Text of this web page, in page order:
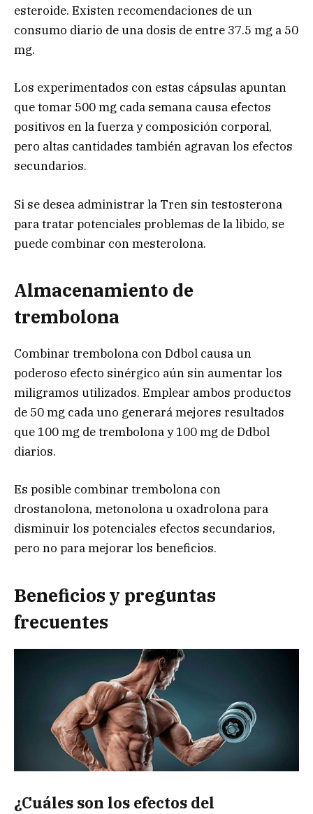
esteroide. Existen recomendaciones de un
consumo diario de una dosis de entre 37.5 mg a 50
mg.
Los experimentados con estas cápsulas apuntan
que tomar 500 mg cada semana causa efectos
positivos en la fuerza y composición corporal,
pero altas cantidades también agravan los efectos
secundarios.
Si se desea administrar la Tren sin testosterona
para tratar potenciales problemas de la libido, se
puede combinar con mesterolona.
Almacenamiento de
trembolona
Combinar trembolona con Ddbol causa un
poderoso efecto sinérgico aún sin aumentar los
miligramos utilizados. Emplear ambos productos
de 50 mg cada uno generará mejores resultados
que 100 mg de trembolona y 100 mg de Ddbol
diarios.
Es posible combinar trembolona con
drostanolona, metonolona u oxadrolona para
disminuir los potenciales efectos secundarios,
pero no para mejorar los beneficios.
Beneficios y preguntas
frecuentes
¿Cuáles son los efectos del